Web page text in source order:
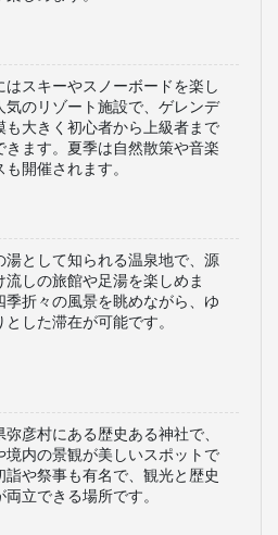
はスキーやスノーボードを楽し
気のリゾート施設で、ゲレンデ
も大きく初心者から上級者まで
きます。夏季は自然散策や音楽
も開催されます。
湯として知られる温泉地で、源
流しの旅館や足湯を楽しめま
季折々の風景を眺めながら、ゆ
とした滞在が可能です。
弥彦村にある歴史ある神社で、
境内の景観が美しいスポットで
詣や祭事も有名で、観光と歴史
両立できる場所です。